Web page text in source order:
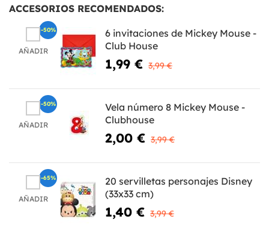
ACCESORIOS RECOMENDADOS:
AÑADIR
6 invitaciones de Mickey Mouse -
Club House
1,99 € 3,99 €
-50%
AÑADIR
Vela número 8 Mickey Mouse -
Clubhouse
2,00 € 3,99 €
-50%
AÑADIR
20 servilletas personajes Disney
(33x33 cm)
1,40 € 3,99 €
-65%